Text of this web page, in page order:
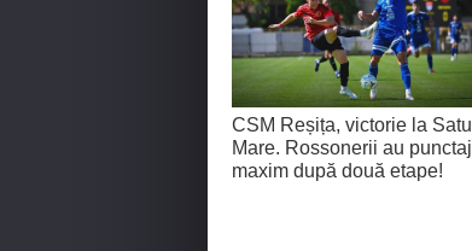
CSM Reșița, victorie la Satu
Mare. Rossonerii au punctaj
maxim după două etape!